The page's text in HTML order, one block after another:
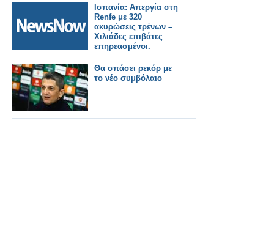
Ισπανία: Απεργία στη
Renfe με 320
ακυρώσεις τρένων –
Χιλιάδες επιβάτες
επηρεασμένοι.
Θα σπάσει ρεκόρ με
το νέο συμβόλαιο